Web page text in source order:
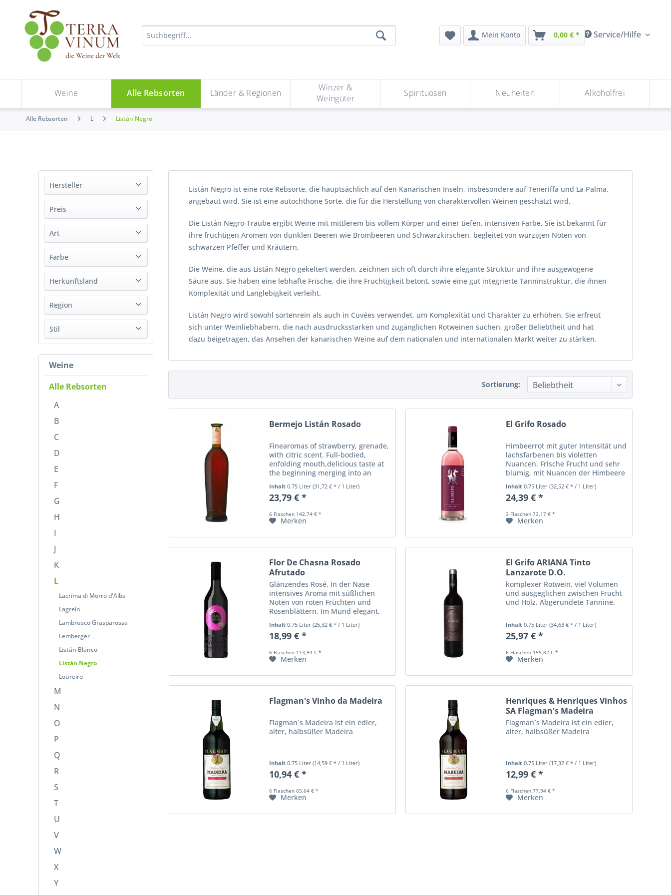
Service/Hilfe
Mein Konto 0,00 € *
Weine Alle Rebsorten Länder & Regionen
Winzer &
Weingüter
Spirituosen Neuheiten Alkoholfrei
Alle Rebsorten L Listán Negro
Hersteller
Bermejo
El Grifo
Henriques & Henriques Vinhos SA
Preis
von10,94 €bis23,99 €
Art
Südwein
Wein
Farbe
Rot
Rosé
Herkunftsland
Portugal
Spanien
Region
Lanzarote
Teneriffa
Stil
Trocken
Lieblich
Süß
Weine
Alle Rebsorten
A
B
C
D
E
F
G
H
I
J
K
L
Lacrima di Morro d'Alba
Lagrein
Lambrusco Grasparossa
Lemberger
Listán Blanco
Listán Negro
Loureiro
M
N
O
P
Q
R
S
T
U
V
W
X
Y
Listán Negro ist eine rote Rebsorte, die hauptsächlich auf den Kanarischen Inseln, insbesondere auf Teneriffa und La Palma,
angebaut wird. Sie ist eine autochthone Sorte, die für die Herstellung von charaktervollen Weinen geschätzt wird.
Die Listán Negro-Traube ergibt Weine mit mittlerem bis vollem Körper und einer tiefen, intensiven Farbe. Sie ist bekannt für
ihre fruchtigen Aromen von dunklen Beeren wie Brombeeren und Schwarzkirschen, begleitet von würzigen Noten von
schwarzen Pfeffer und Kräutern.
Die Weine, die aus Listán Negro gekeltert werden, zeichnen sich oft durch ihre elegante Struktur und ihre ausgewogene
Säure aus. Sie haben eine lebhafte Frische, die ihre Fruchtigkeit betont, sowie eine gut integrierte Tanninstruktur, die ihnen
Komplexität und Langlebigkeit verleiht.
Listán Negro wird sowohl sortenrein als auch in Cuvées verwendet, um Komplexität und Charakter zu erhöhen. Sie erfreut
sich unter Weinliebhabern, die nach ausdrucksstarken und zugänglichen Rotweinen suchen, großer Beliebtheit und hat
dazu beigetragen, das Ansehen der kanarischen Weine auf dem nationalen und internationalen Markt weiter zu stärken.
Sortierung:
Bermejo Listán Rosado
Finearomas of strawberry, grenade,
with citric scent. Full-bodied,
enfolding mouth,delicious taste at
the beginning merging into an
elegant bitter ending Normal 0 21
false false false DE X-NONE X-NONE
Inhalt 0.75 Liter (31,72 € * / 1 Liter)
23,79 € *
6 Flaschen 142,74 € *
Merken
El Grifo Rosado
Himbeerrot mit guter Intensität und
lachsfarbenen bis violetten
Nuancen. Frische Frucht und sehr
blumig, mit Nuancen der Himbeere
und Johannisbeere. Auf der Zunge
voll im Geschmack und heiter, sehr
ausgeglichen. :
Inhalt 0.75 Liter (32,52 € * / 1 Liter)
24,39 € *
3 Flaschen 73,17 € *
Merken
Flor De Chasna Rosado
Afrutado
Glänzendes Rosé. In der Nase
intensives Aroma mit süßlichen
Noten von roten Früchten und
Rosenblättern. Im Mund elegant,
frisch und mit einem
ausgewogenen, zitrusfruchtigem
Abgang. Hergestellt aus der
Inhalt 0.75 Liter (25,32 € * / 1 Liter)
18,99 € *
6 Flaschen 113,94 € *
Merken
El Grifo ARIANA Tinto
Lanzarote D.O.
komplexer Rotwein, viel Volumen
und ausgeglichen zwischen Frucht
und Holz. Abgerundete Tannine.
Inhalt 0.75 Liter (34,63 € * / 1 Liter)
25,97 € *
6 Flaschen 155,82 € *
Merken
Flagman's Vinho da Madeira
Flagman´s Madeira ist ein edler,
alter, halbsüßer Madeira
Inhalt 0.75 Liter (14,59 € * / 1 Liter)
10,94 € *
6 Flaschen 65,64 € *
Merken
Henriques & Henriques Vinhos
SA Flagman's Madeira
Flagman´s Madeira ist ein edler,
alter, halbsüßer Madeira
Inhalt 0.75 Liter (17,32 € * / 1 Liter)
12,99 € *
6 Flaschen 77,94 € *
Merken